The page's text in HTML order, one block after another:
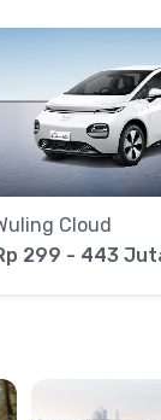
Cloud
299 - 443